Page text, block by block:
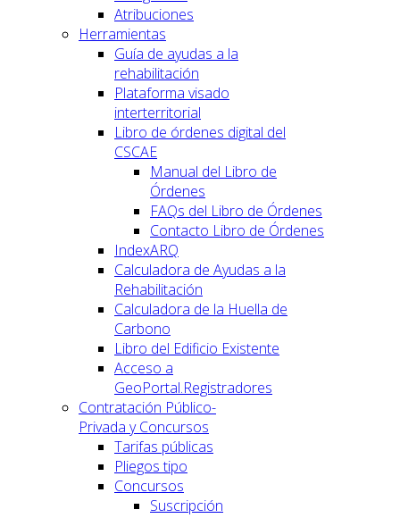
Atribuciones
Herramientas
Guía de ayudas a la
rehabilitación
Plataforma visado
interterritorial
Libro de órdenes digital del
CSCAE
Manual del Libro de
Órdenes
FAQs del Libro de Órdenes
Contacto Libro de Órdenes
IndexARQ
Calculadora de Ayudas a la
Rehabilitación
Calculadora de la Huella de
Carbono
Libro del Edificio Existente
Acceso a
GeoPortal.Registradores
Contratación Público-
Privada y Concursos
Tarifas públicas
Pliegos tipo
Concursos
Suscripción